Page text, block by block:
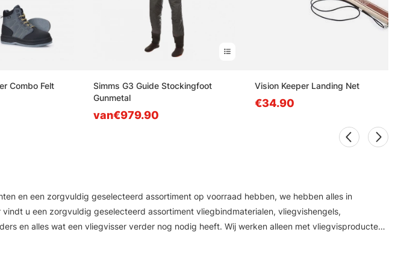
Combo Felt
Simms G3 Guide Stockingfoot
Gunmetal
van€979.90
Vision Keeper Landing Net
€34.90
en een zorgvuldig geselecteerd assortiment op voorraad hebben, we hebben alles in
u een zorgvuldig geselecteerd assortiment vliegbindmaterialen, vliegvishengels,
en alles wat een vliegvisser verder nog nodig heeft. Wij werken alleen met vliegvisproducten